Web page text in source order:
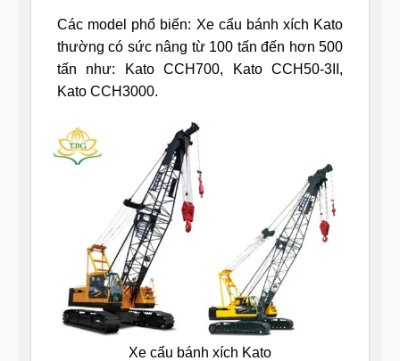
Các model phổ biến: Xe cẩu bánh xích Kato
thường có sức nâng từ 100 tấn đến hơn 500
tấn như: Kato CCH700, Kato CCH50-3II,
Kato CCH3000.
Xe cẩu bánh xích Kato